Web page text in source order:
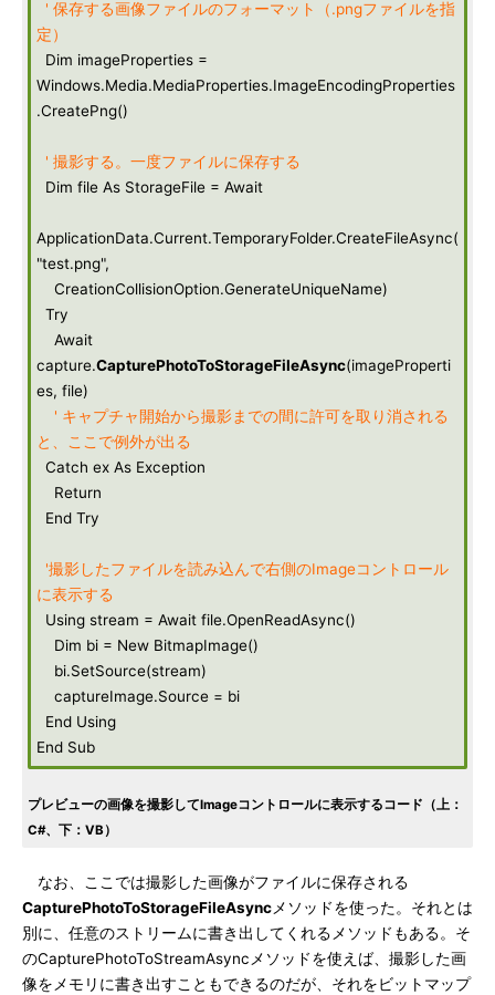
' 保存する画像ファイルのフォーマット（.pngファイルを指
定）
Dim imageProperties =
Windows.Media.MediaProperties.ImageEncodingProperties
.CreatePng()
' 撮影する。一度ファイルに保存する
Dim file As StorageFile = Await
ApplicationData.Current.TemporaryFolder.CreateFileAsync(
"test.png",
CreationCollisionOption.GenerateUniqueName)
Try
Await
capture.CapturePhotoToStorageFileAsync(imageProperti
es, file)
' キャプチャ開始から撮影までの間に許可を取り消される
と、ここで例外が出る
Catch ex As Exception
Return
End Try
'撮影したファイルを読み込んで右側のImageコントロール
に表示する
Using stream = Await file.OpenReadAsync()
Dim bi = New BitmapImage()
bi.SetSource(stream)
captureImage.Source = bi
End Using
End Sub
プレビューの画像を撮影してImageコントロールに表示するコード（上：
C#、下：VB）
なお、ここでは撮影した画像がファイルに保存される
CapturePhotoToStorageFileAsync メソッドを使った。それとは
別に、任意のストリームに書き出してくれるメソッドもある。そ
のCapturePhotoToStreamAsyncメソッドを使えば、撮影した画
像をメモリに書き出すこともできるのだが、それをビットマップ